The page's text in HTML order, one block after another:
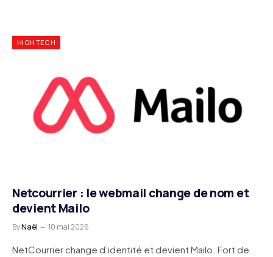
HIGH TECH
Netcourrier : le webmail change de nom et
devient Mailo
ByNaël 10 mai 2026
NetCourrier change d’identité et devient Mailo. Fort de